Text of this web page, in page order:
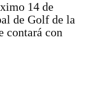
14 de
de Golf de la
contará con